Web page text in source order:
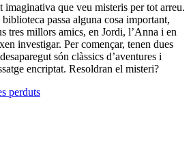
imaginativa que veu misteris per tot arreu.
passa alguna cosa important,
tres millors amics, en Jordi, l’Anna i en
investigar. Per començar, tenen dues
són clàssics d’aventures i
encriptat. Resoldran el misteri?